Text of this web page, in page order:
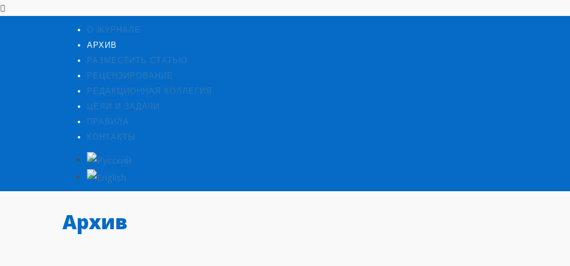
О ЖУРНАЛЕ
АРХИВ
РАЗМЕСТИТЬ СТАТЬЮ
РЕЦЕНЗИРОВАНИЕ
РЕДАКЦИОННАЯ КОЛЛЕГИЯ
ЦЕЛИ И ЗАДАЧИ
ПРАВИЛА
КОНТАКТЫ
Архив